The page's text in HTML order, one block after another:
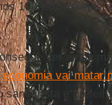
100 leitos e eles
ser ainda
economia vai matar
sanitarista e